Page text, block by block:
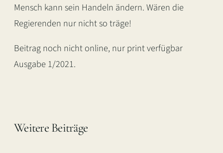
Mensch kann sein Handeln ändern. Wären die
Regierenden nur nicht so träge!
Beitrag noch nicht online, nur print verfügbar
Ausgabe 1/2021.
Weitere Beiträge